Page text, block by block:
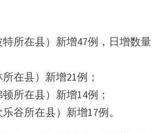
所在县）新增47例，日增数量
在县）新增21例；
所在县）新增14例；
谷所在县）新增17例。